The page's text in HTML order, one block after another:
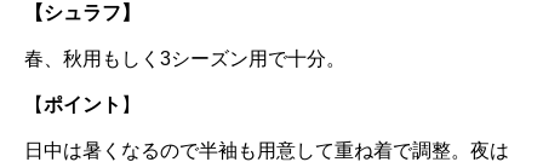
【シュラフ】
春、秋用もしく3シーズン用で十分。
【ポイント 】
日中は暑くなるので半袖も用意して重ね着で調整。夜は